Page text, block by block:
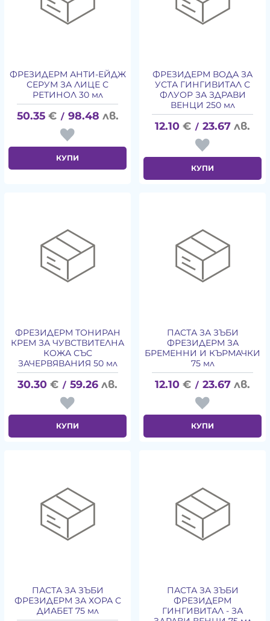
ФРЕЗИДЕРМ АНТИ-ЕЙДЖ
СЕРУМ ЗА ЛИЦЕ С
РЕТИНОЛ 30 мл
50.35 € / 98.48 лв.
КУПИ
ФРЕЗИДЕРМ ВОДА ЗА
УСТА ГИНГИВИТАЛ С
ФЛУОР ЗА ЗДРАВИ
ВЕНЦИ 250 мл
12.10 € / 23.67 лв.
КУПИ
ФРЕЗИДЕРМ ТОНИРАН
КРЕМ ЗА ЧУВСТВИТЕЛНА
КОЖА СЪС
ЗАЧЕРВЯВАНИЯ 50 мл
30.30 € / 59.26 лв.
КУПИ
ПАСТА ЗА ЗЪБИ
ФРЕЗИДЕРМ ЗА
БРЕМЕННИ И КЪРМАЧКИ
75 мл
12.10 € / 23.67 лв.
КУПИ
ПАСТА ЗА ЗЪБИ
ФРЕЗИДЕРМ ЗА ХОРА С
ДИАБЕТ 75 мл
ПАСТА ЗА ЗЪБИ
ФРЕЗИДЕРМ
ГИНГИВИТАЛ - ЗА